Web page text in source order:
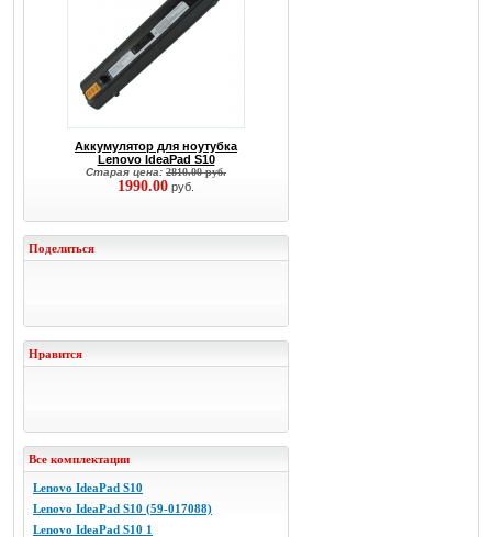
Аккумулятор для ноутубка
Lenovo IdeaPad S10
Старая цена: 2810.00 руб.
1990.00 руб.
Поделиться
Нравится
Все комплектации
Lenovo IdeaPad S10
Lenovo IdeaPad S10 (59-017088)
Lenovo IdeaPad S10 1